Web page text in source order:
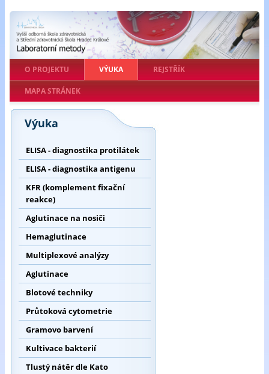
O PROJEKTU VÝUKA REJSTŘÍK
MAPA STRÁNEK
Výuka
ELISA - diagnostika protilátek
ELISA - diagnostika antigenu
KFR (komplement fixační
reakce)
Aglutinace na nosiči
Hemaglutinace
Multiplexové analýzy
Aglutinace
Blotové techniky
Průtoková cytometrie
Gramovo barvení
Kultivace bakterií
Tlustý nátěr dle Kato